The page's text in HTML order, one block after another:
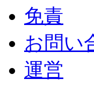
免責
お問い
運営